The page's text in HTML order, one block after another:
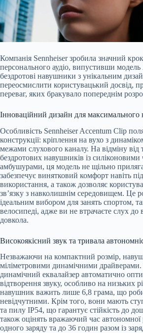
Компанія Sennheiser зробила значний
персонального аудіо, випустивши
бездротові навушники з унікальним
переосмислити користувацький досвід,
переваг, яких бракувало попереднім
Інноваційний дизайн для максимального
Особливість Sennheiser Accentum Clip
конструкції: кріплення на вухо з
межами слухового каналу. На відміну від
бездротових навушників із
амбушурами, ця модель не щільно
забезпечує винятковий комфорт навіть
використання, а також дозволяє
зв’язку з навколишнім середовищем. Це
ідеальним вибором для занять спортом,
велосипеді, адже ви не втрачаєте слух до
довкола.
Високоякісний звук та тривала
Незважаючи на компактний розмір,
міліметровими динамічними драйверами.
динамічний еквалайзер автоматично
відтворення звуку, особливо на низьких
навушник важить лише 6,8 грама, що
невідчутними. Крім того, вони мають
та пилу IP54, що гарантує стійкість до
також оцінять вражаючий час
одного заряду та до 36 годин разом із